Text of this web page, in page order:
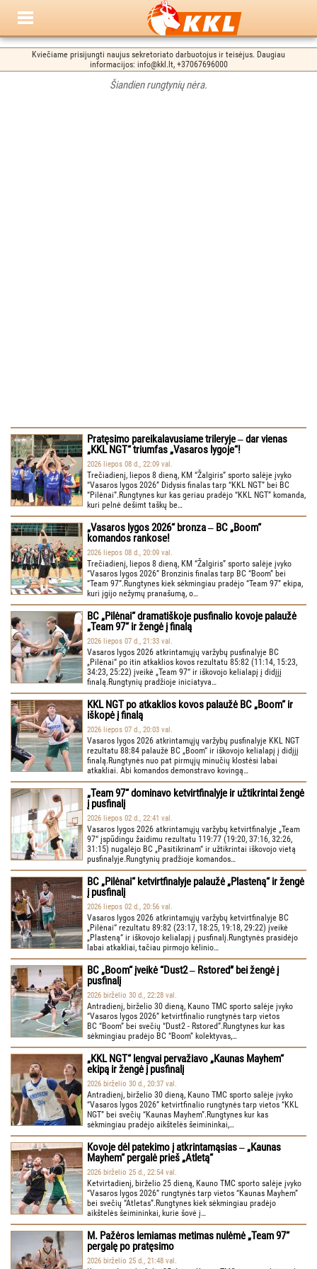
Kviečiame prisijungti naujus sekretoriato darbuotojus ir teisėjus. Daugiau
informacijos: info@kkl.lt, +37067696000
Šiandien rungtynių nėra.
Pratęsimo pareikalavusiame trileryje ‒ dar vienas
„KKL NGT“ triumfas „Vasaros lygoje“!
2026 liepos 08 d., 22:09 val.
Trečiadienį, liepos 8 dieną, KM “Žalgiris” sporto salėje įvyko
“Vasaros lygos 2026” Didysis finalas tarp “KKL NGT” bei BC
“Pilėnai”.Rungtynes kur kas geriau pradėjo “KKL NGT” komanda,
kuri pelnė dešimt taškų be…
„Vasaros lygos 2026“ bronza ‒ BC „Boom“
komandos rankose!
2026 liepos 08 d., 20:09 val.
Trečiadienį, liepos 8 dieną, KM “Žalgiris” sporto salėje įvyko
“Vasaros lygos 2026” Bronzinis finalas tarp BC “Boom” bei
“Team 97”.Rungtynes kiek sėkmingiau pradėjo “Team 97” ekipa,
kuri įgijo nežymų pranašumą, o…
BC „Pilėnai“ dramatiškoje pusfinalio kovoje palaužė
„Team 97“ ir žengė į finalą
2026 liepos 07 d., 21:33 val.
Vasaros lygos 2026 atkrintamųjų varžybų pusfinalyje BC
„Pilėnai“ po itin atkaklios kovos rezultatu 85:82 (11:14, 15:23,
34:23, 25:22) įveikė „Team 97“ ir iškovojo kelialapį į didįjį
finalą.Rungtynių pradžioje iniciatyva…
KKL NGT po atkaklios kovos palaužė BC „Boom“ ir
iškopė į finalą
2026 liepos 07 d., 20:03 val.
Vasaros lygos 2026 atkrintamųjų varžybų pusfinalyje KKL NGT
rezultatu 88:84 palaužė BC „Boom“ ir iškovojo kelialapį į didįjį
finalą.Rungtynės nuo pat pirmųjų minučių klostėsi labai
atkakliai. Abi komandos demonstravo kovingą…
„Team 97“ dominavo ketvirtfinalyje ir užtikrintai žengė
į pusfinalį
2026 liepos 02 d., 22:41 val.
Vasaros lygos 2026 atkrintamųjų varžybų ketvirtfinalyje „Team
97“ įspūdingu žaidimu rezultatu 119:77 (19:20, 37:16, 32:26,
31:15) nugalėjo BC „Pasitikrinam“ ir užtikrintai iškovojo vietą
pusfinalyje.Rungtynių pradžioje komandos…
BC „Pilėnai“ ketvirtfinalyje palaužė „Plasteną“ ir žengė
į pusfinalį
2026 liepos 02 d., 20:56 val.
Vasaros lygos 2026 atkrintamųjų varžybų ketvirtfinalyje BC
„Pilėnai“ rezultatu 89:82 (23:17, 18:25, 19:18, 29:22) įveikė
„Plasteną“ ir iškovojo kelialapį į pusfinalį.Rungtynės prasidėjo
labai atkakliai, tačiau pirmojo kėlinio…
BC „Boom“ įveikė “Dust2 ‒ Rstored” bei žengė į
pusfinalį
2026 birželio 30 d., 22:28 val.
Antradienį, birželio 30 dieną, Kauno TMC sporto salėje įvyko
“Vasaros lygos 2026” ketvirtfinalio rungtynės tarp vietos
BC “Boom” bei svečių “Dust2 - Rstored”.Rungtynes kur kas
sėkmingiau pradėjo BC “Boom” kolektyvas,…
„KKL NGT“ lengvai pervažiavo „Kaunas Mayhem“
ekipą ir žengė į pusfinalį
2026 birželio 30 d., 20:37 val.
Antradienį, birželio 30 dieną, Kauno TMC sporto salėje įvyko
“Vasaros lygos 2026” ketvirtfinalio rungtynės tarp vietos “KKL
NGT” bei svečių “Kaunas Mayhem”.Rungtynes kur kas
sėkmingiau pradėjo aikštelės šeimininkai,…
Kovoje dėl patekimo į atkrintamąsias ‒ „Kaunas
Mayhem“ pergalė prieš „Atletą“
2026 birželio 25 d., 22:54 val.
Ketvirtadienį, birželio 25 dieną, Kauno TMC sporto salėje įvyko
“Vasaros lygos 2026” rungtynės tarp vietos “Kaunas Mayhem”
bei svečių “Atletas”.Rungtynes kiek sėkmingiau pradėjo
aikštelės šeimininkai, kurie šovė į…
M. Pažėros lemiamas metimas nulėmė „Team 97“
pergalę po pratęsimo
2026 birželio 25 d., 21:48 val.